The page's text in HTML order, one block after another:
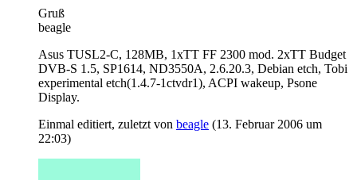
Gruß
beagle
Asus TUSL2-C, 128MB, 1xTT FF 2300 mod. 2xTT Budget
DVB-S 1.5, SP1614, ND3550A, 2.6.20.3, Debian etch, Tobi
experimental etch(1.4.7-1ctvdr1), ACPI wakeup, Psone
Display.
Einmal editiert, zuletzt von beagle (13. Februar 2006 um
22:03)